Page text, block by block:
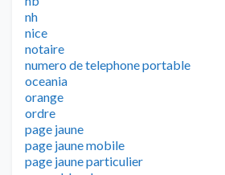
nh
nice
notaire
numero de telephone portable
oceania
orange
ordre
page jaune
page jaune mobile
page jaune particulier